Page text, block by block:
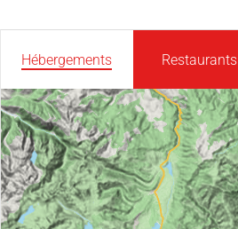
Hébergements Restaurants